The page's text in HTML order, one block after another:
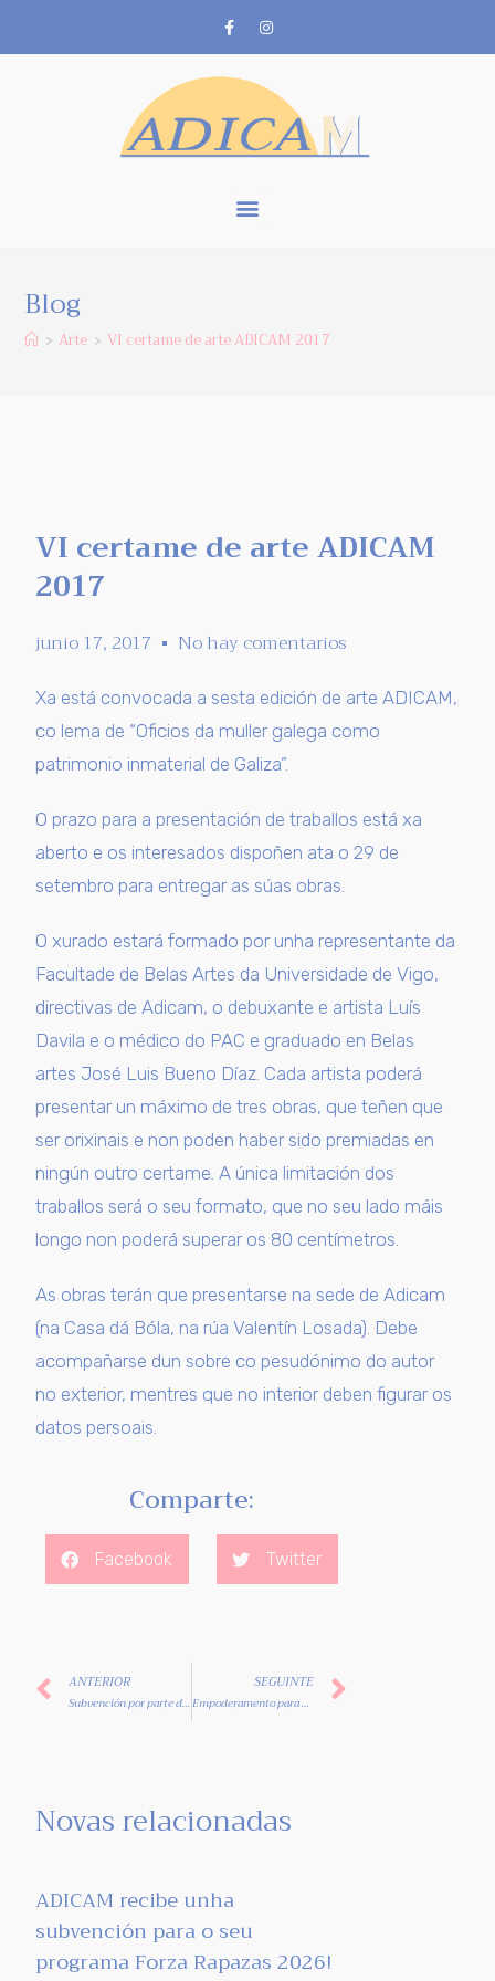
Blog
> Arte > VI certame de arte ADICAM 2017
VI certame de arte ADICAM
2017
junio 17, 2017 No hay comentarios
Xa está convocada a sesta edición de arte ADICAM,
co lema de “Oficios da muller galega como
patrimonio inmaterial de Galiza”.
O prazo para a presentación de traballos está xa
aberto e os interesados dispoñen ata o 29 de
setembro para entregar as súas obras.
O xurado estará formado por unha representante da
Facultade de Belas Artes da Universidade de Vigo,
directivas de Adicam, o debuxante e artista Luís
Davila e o médico do PAC e graduado en Belas
artes José Luis Bueno Díaz. Cada artista poderá
presentar un máximo de tres obras, que teñen que
ser orixinais e non poden haber sido premiadas en
ningún outro certame. A única limitación dos
traballos será o seu formato, que no seu lado máis
longo non poderá superar os 80 centímetros.
As obras terán que presentarse na sede de Adicam
(na Casa dá Bóla, na rúa Valentín Losada). Debe
acompañarse dun sobre co pesudónimo do autor
no exterior, mentres que no interior deben figurar os
datos persoais.
Comparte:
Facebook Twitter
ANTERIOR
Subvención por parte da Secretaria Xeral de Emprego
SEGUINTE
Empoderamento para mulleres en situación de vulnerabilidade
Novas relacionadas
ADICAM recibe unha
subvención para o seu
programa Forza Rapazas 2026!